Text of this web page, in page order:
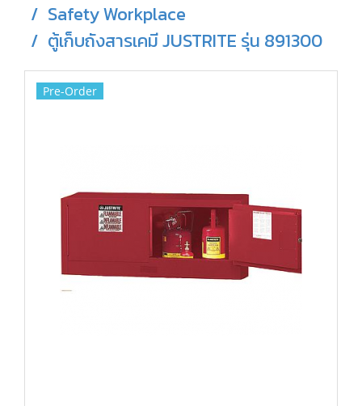
Safety Workplace
ตู้เก็บถังสารเคมี JUSTRITE รุ่น 891300
Pre-Order